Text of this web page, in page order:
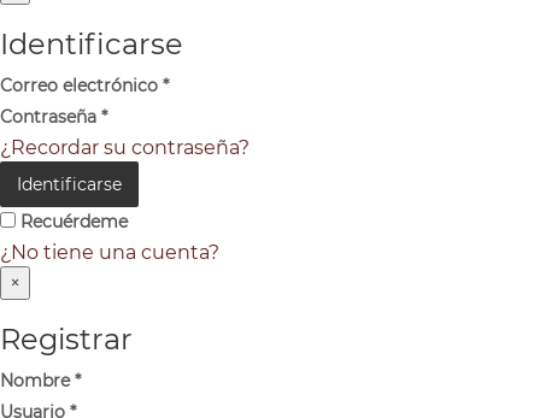
Identificarse
Correo electrónico *
Contraseña *
¿Recordar su contraseña?
Identificarse
Recuérdeme
¿No tiene una cuenta?
×
Registrar
Nombre*
Usuario *